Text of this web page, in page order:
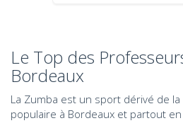
Le Top des
Bordeaux
La Zumba est un sport dérivé de
populaire à Bordeaux et partout en